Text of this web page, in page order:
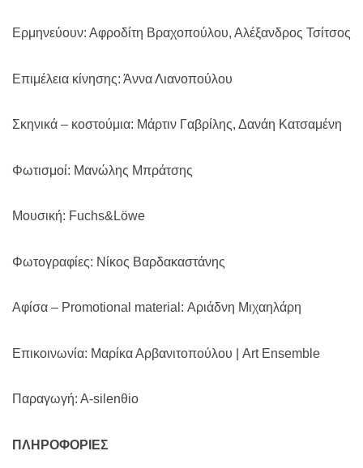
Ερμηνεύουν: Αφροδίτη Βραχοπούλου, Αλέξανδρος Τσίτσος
Επιμέλεια κίνησης: Άννα Λιανοπούλου
Σκηνικά – κοστούμια: Μάρτιν Γαβρίλης, Δανάη Κατσαμένη
Φωτισμοί: Μανώλης Μπράτσης
Μουσική: Fuchs&Löwe
Φωτογραφίες: Νίκος Βαρδακαστάνης
Αφίσα – Promotional material: Αριάδνη Μιχαηλάρη
Επικοινωνία: Μαρίκα Αρβανιτοπούλου | Art Ensemble
Παραγωγή: Α-silenθio
ΠΛΗΡΟΦΟΡΙΕΣ